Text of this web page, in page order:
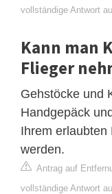
vollständige Antwort
Kann man
Flieger
Gehstöcke und
Handgepäck
Ihrem erlaubten
werden.
Antrag auf
vollständige Antwort